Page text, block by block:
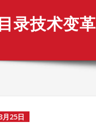
录技术变革
月25日